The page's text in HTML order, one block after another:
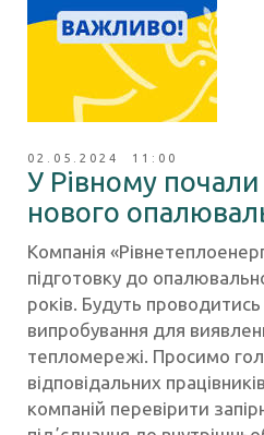
02.05.2024 11:00
У Рівному
нового
Компанія
підготовку до
років. Будуть проводитись
випробування для
тепломережі. Просимо
відповідальних
компаній перевірити